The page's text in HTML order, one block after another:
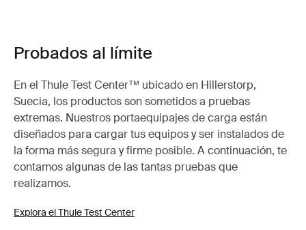
Probados al límite
En el Thule Test Center™ ubicado en Hillerstorp,
Suecia, los productos son sometidos a pruebas
extremas. Nuestros portaequipajes de carga están
diseñados para cargar tus equipos y ser instalados de
la forma más segura y firme posible. A continuación, te
contamos algunas de las tantas pruebas que
realizamos.
Explora el Thule Test Center